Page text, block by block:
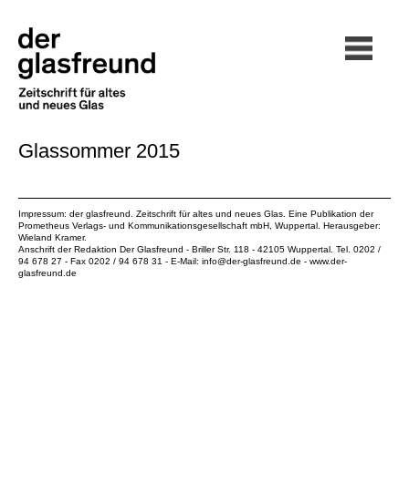
Glassommer 2015
Impressum: der glasfreund. Zeitschrift für altes und neues Glas. Eine Publikation der
Prometheus Verlags- und Kommunikationsgesellschaft mbH , Wuppertal. Herausgeber:
Wieland Kramer.
Anschrift der Redaktion Der Glasfreund - Briller Str. 118 - 42105 Wuppertal. Tel. 0202 /
94 678 27 - Fax 0202 / 94 678 31 - E-Mail: info@der-glasfreund.de - www.der-
glasfreund.de